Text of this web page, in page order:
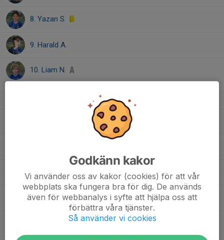
8. Yazan S.
9. Harald A.
10. Liam N.
17. Nils H.
18. Knut M.
22. Samuel W.
Godkänn kakor
Vi använder oss av kakor (cookies) för att vår
webbplats ska fungera bra för dig. De används
även för webbanalys i syfte att hjälpa oss att
förbättra våra tjänster.
Så använder vi cookies